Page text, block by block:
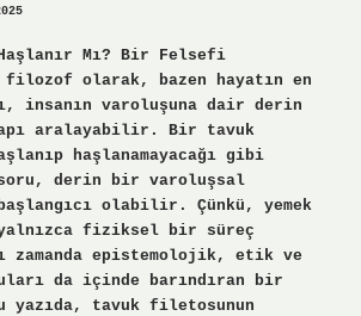
Mı? Bir Felsefi
filozof olarak, bazen hayatın en
insanın varoluşuna dair derin
aralayabilir. Bir tavuk
haşlanamayacağı gibi
derin bir varoluşsal
başlangıcı olabilir. Çünkü, yemek
yalnızca fiziksel bir süreç
zamanda epistemolojik, etik ve
da içinde barındıran bir
yazıda, tavuk filetosunun